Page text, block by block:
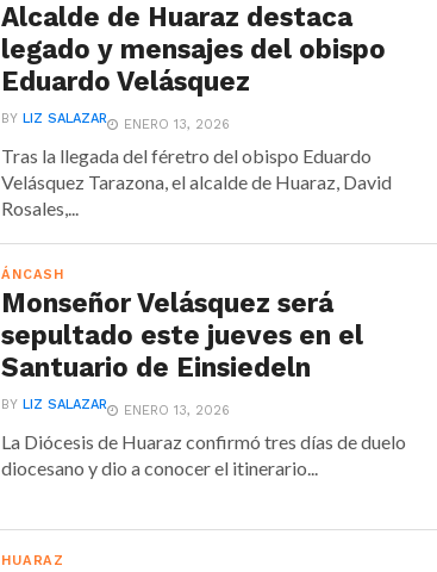
Alcalde de Huaraz destaca
legado y mensajes del obispo
Eduardo Velásquez
BYLIZ SALAZAR ENERO 13, 2026
Tras la llegada del féretro del obispo Eduardo
Velásquez Tarazona, el alcalde de Huaraz, David
Rosales,...
ÁNCASH
Monseñor Velásquez será
sepultado este jueves en el
Santuario de Einsiedeln
BYLIZ SALAZAR ENERO 13, 2026
La Diócesis de Huaraz confirmó tres días de duelo
diocesano y dio a conocer el itinerario...
HUARAZ